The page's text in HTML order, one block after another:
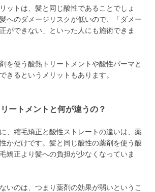
ットは、髪と同じ酸性であることでしょ
へのダメージリスクが低いので、「ダメー
ができない」といった人にも施術できま
を使う酸熱トリートメントや酸性パーマと
きるというメリットもあります。
ートメントと何が違うの？
、縮毛矯正と酸性ストレートの違いは、薬
かだけです。髪と同じ酸性の薬剤を使う酸
矯正より髪への負担が少なくなっていま
いのは、つまり薬剤の効果が弱いというこ